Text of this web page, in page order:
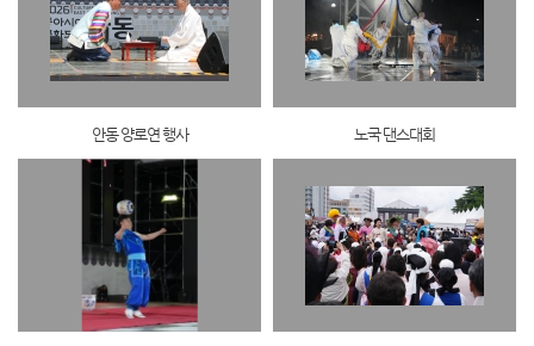
안동 양로연 행사 노국 댄스대회